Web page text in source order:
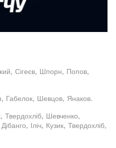
Сігеєв, Шпорн, Попов,
Габелок, Шевцов, Янаков.
Твердохліб, Шевченко,
Іліч, Кузик, Твердохліб,